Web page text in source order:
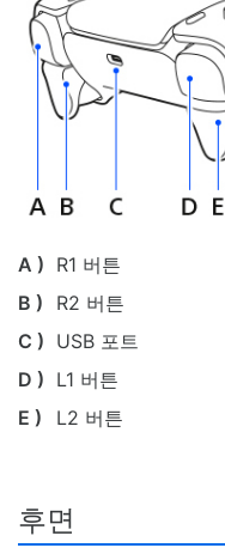
A ) R1 버튼
B )
R2 버튼
C ) USB 포트
D ) L1 버튼
E )
L2 버튼
후면